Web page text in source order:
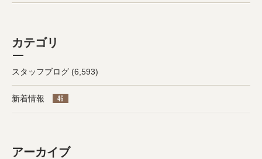
カテゴリ
スタッフブログ (6,593)
新着情報 46
アーカイブ